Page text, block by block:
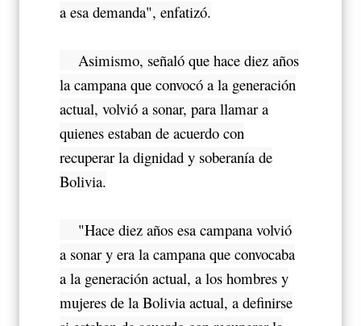
a esa demanda", enfatizó.
Asimismo, señaló que hace diez años
la campana que convocó a la generación
actual, volvió a sonar, para llamar a
quienes estaban de acuerdo con
recuperar la dignidad y soberanía de
Bolivia.
"Hace diez años esa campana volvió
a sonar y era la campana que convocaba
a la generación actual, a los hombres y
mujeres de la Bolivia actual, a definirse